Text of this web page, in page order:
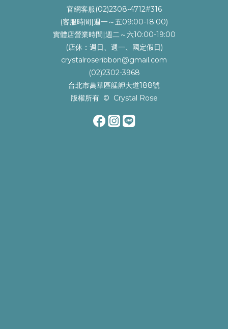
官網客服(02)2308-4712#316
(客服時間|週一～五09:00-18:00)
實體店營業時間|週二～六10:00-19:00
(店休：週日、週一、國定假日)
crystalroseribbon@gmail.com
(02)2302-3968
台北市萬華區艋舺大道188號
版權所有 © Crystal Rose